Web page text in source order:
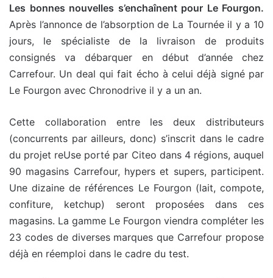
Les bonnes nouvelles s’enchaînent pour Le Fourgon.
Après l’annonce de l’absorption de La Tournée il y a 10
jours, le spécialiste de la livraison de produits
consignés va débarquer en début d’année chez
Carrefour. Un deal qui fait écho à celui déjà signé par
Le Fourgon avec Chronodrive il y a un an.
Cette collaboration entre les deux distributeurs
(concurrents par ailleurs, donc) s’inscrit dans le cadre
du projet reUse porté par Citeo dans 4 régions, auquel
90 magasins Carrefour, hypers et supers, participent.
Une dizaine de références Le Fourgon (lait, compote,
confiture, ketchup) seront proposées dans ces
magasins. La gamme Le Fourgon viendra compléter les
23 codes de diverses marques que Carrefour propose
déjà en réemploi dans le cadre du test.